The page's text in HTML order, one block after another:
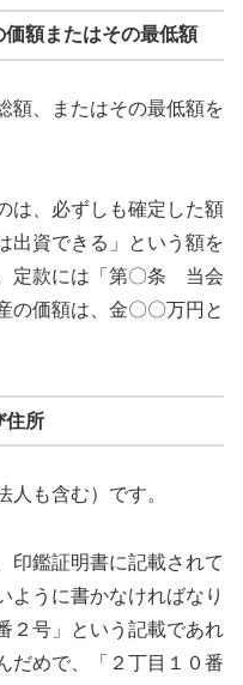
額またはその最低額
額、またはその最低額を
は、必ずしも確定した額
出資できる」という額を
定款には「第〇条 当会
の価額は、金〇〇万円と
住所
も含む）です。
印鑑証明書に記載されて
ように書かなければなり
２号」という記載であれ
だめで、「２丁目１０番